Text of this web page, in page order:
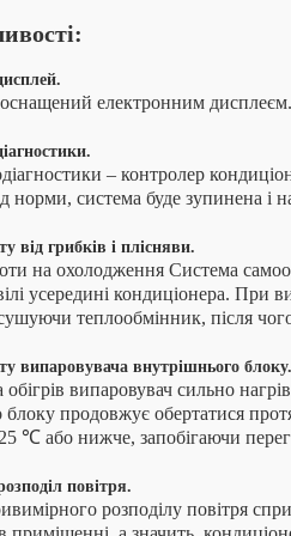
електронним
– контролер
норми, система буде зупинена і
від грибків і плісняви.
на охолодження Система
усередині кондиціонера. При
теплообмінник, після
випаровувача внутрішнього
випаровувач сильно
блоку продовжує обертатися
℃ або нижче, запобігаючи
повітря.
розподілу повітря